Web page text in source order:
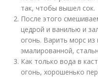
так, чтобы вышел сок.
После этого
цедрой и ванилью и
огонь. Варить морс
эмалированной,
Как только вода в
огонь, хорошенько